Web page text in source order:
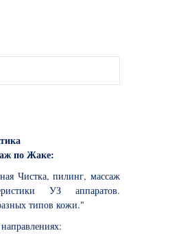
по Жаке:
Чистка, пилинг, массаж
УЗ аппаратов.
типов кожи."